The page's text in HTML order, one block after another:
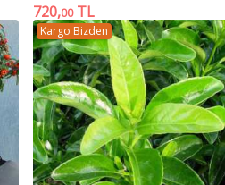
720,00TL
Kargo Bizden